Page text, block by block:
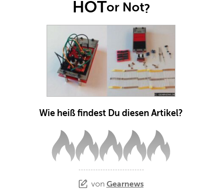
HOTor Not?
Wie heiß findest Du diesen Artikel?
von Gearnews